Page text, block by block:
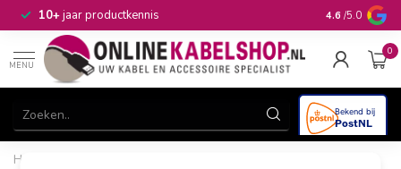
10+jaar productkennis 4.6 /5.0
MENU
0
Home